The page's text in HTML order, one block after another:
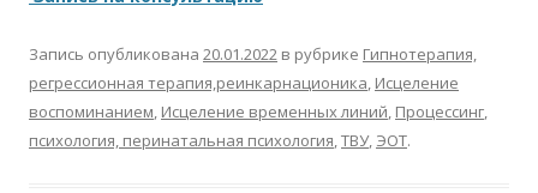
Запись опубликована 20.01.2022 в рубрике Гипнотерапия,
регрессионная терапия,реинкарнационика, Исцеление
воспоминанием, Исцеление временных линий, Процессинг,
психология, перинатальная психология,ТВУ, ЭОТ.